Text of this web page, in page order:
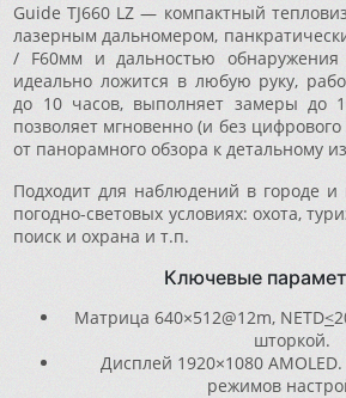
Guide TJ660 LZ — компактный
лазерным дальномером,
/ F60мм и дальностью
идеально ложится в любую руку,
до 10 часов, выполняет замеры до
позволяет мгновенно (и без
от панорамного обзора к детальному
Подходит для наблюдений в городе
погодно-световых условиях: охота,
поиск и охрана и т.п.
Ключевые
Матрица 640×512@12m, NETD<
шторкой.
Дисплей 1920×1080
режимов